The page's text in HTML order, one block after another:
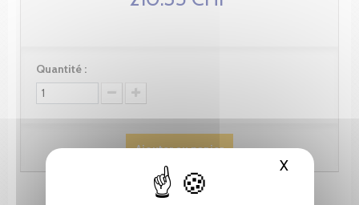
XMasquer
Quantité :
Ajouter au panier